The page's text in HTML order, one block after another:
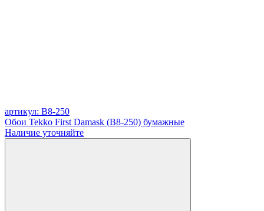
артикул: B8-250
Обои Tekko First Damask (B8-250) бумажные
Наличие уточняйте